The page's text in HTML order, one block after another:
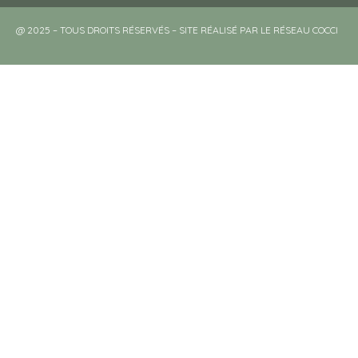
@ 2025 – TOUS DROITS RÉSERVÉS – SITE RÉALISÉ PAR LE RÉSEAU COCCI